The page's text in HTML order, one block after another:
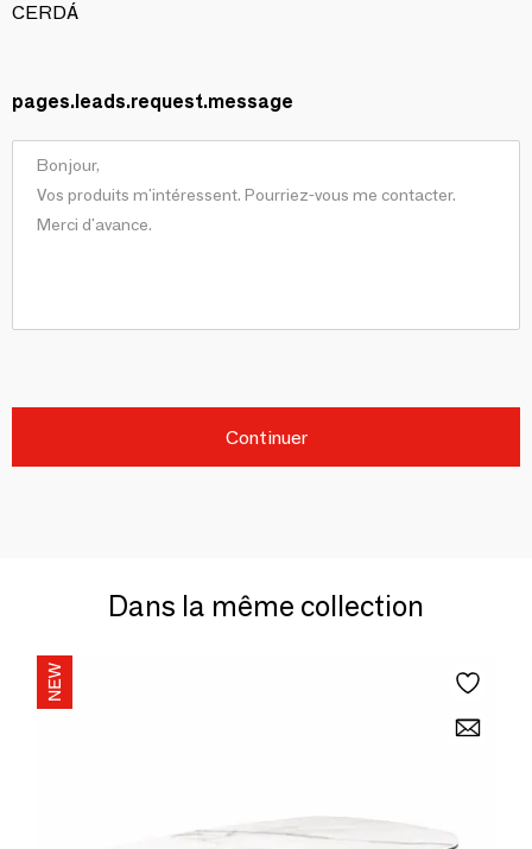
CERDÁ
pages.leads.request.message
Continuer
Dans la même collection